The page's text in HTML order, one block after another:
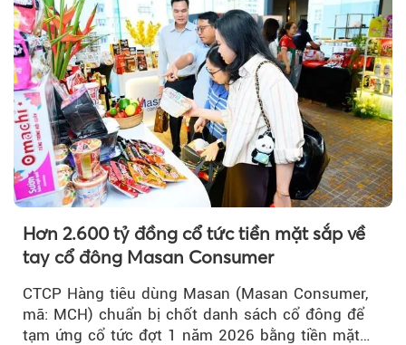
Hơn 2.600 tỷ đồng cổ tức tiền mặt sắp về
tay cổ đông Masan Consumer
CTCP Hàng tiêu dùng Masan (Masan Consumer,
mã: MCH) chuẩn bị chốt danh sách cổ đông để
tạm ứng cổ tức đợt 1 năm 2026 bằng tiền mặt